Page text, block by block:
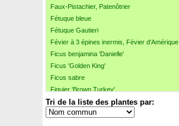
Faux-Pistachier, Patenôtrier
Fétuque bleue
Fétuque Gautieri
Févier à 3 épines inermis, Févier d'Amérique
Ficus benjamina 'Danielle'
Ficus 'Golden King'
Ficus sabre
Figuier 'Brown Turkey'
Figuier 'De Marseille'
Figuier 'Goutte d'or'
Tri de la liste des plantes par: